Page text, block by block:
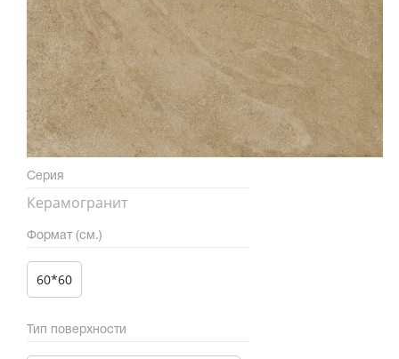
Серия
Керамогранит
Формат (см.)
60*60
Тип поверхности